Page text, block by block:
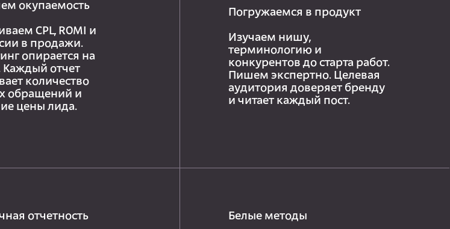
окупаемость
CPL, ROMI и
в продажи.
опирается на
отчет
количество
обращений и
цены лида.
Погружаемся в продукт
Изучаем нишу,
терминологию и
конкурентов до старта работ.
Пишем экспертно. Целевая
аудитория доверяет бренду
и читает каждый пост.
отчетность Белые методы